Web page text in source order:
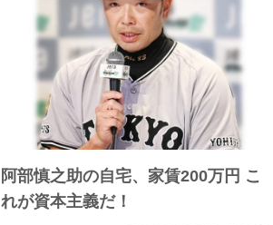
阿部慎之助の自宅、家賃200万円 こ
れが資本主義だ！